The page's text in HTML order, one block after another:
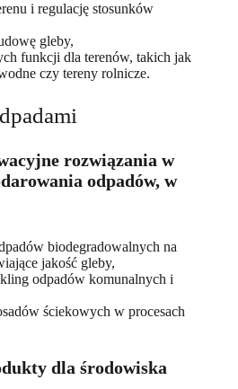
i regulację stosunków
gleby,
funkcji dla terenów, takich jak
czy tereny rolnicze.
rozwiązania w
odpadów, w
biodegradowalnych na
jakość gleby,
odpadów komunalnych i
ściekowych w procesach
dla środowiska